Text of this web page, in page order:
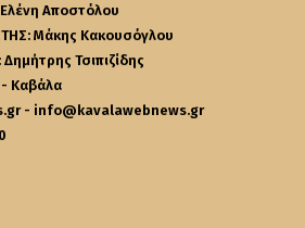
Αποστόλου
Μάκης Κακουσόγλου
Τσιπιζίδης
- Καβάλα
- info@kavalawebnews.gr